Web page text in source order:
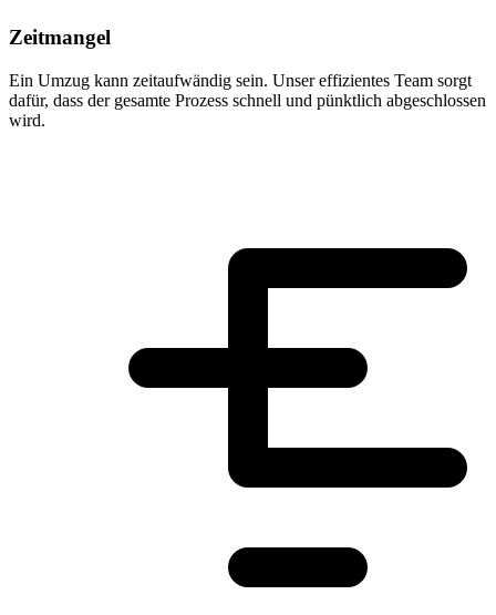
Zeitmangel
Ein Umzug kann zeitaufwändig sein. Unser effizientes Team sorgt
dafür, dass der gesamte Prozess schnell und pünktlich abgeschlossen
wird.